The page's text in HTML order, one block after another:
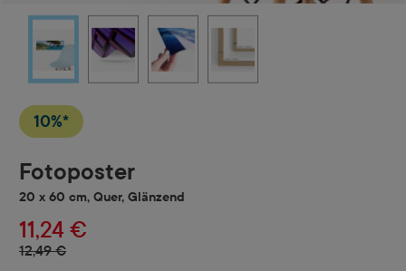
10%*
Fotoposter
20 x 60 cm, Quer, Glänzend
11,24 €
12,49 €